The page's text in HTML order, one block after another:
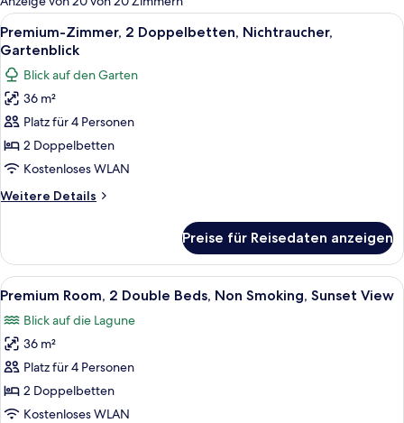
Zimmer
Alle
Fotos
für
Premium-
Zimmer,
2 Doppelbetten,
Nichtraucher,
Gartenblick
anzeigen
Ein Hotelzimmer mit zwei Betten,
8
Premium-Zimmer, 2 Doppelbetten, Nichtraucher,
Gartenblick
Blick auf den Garten
36 m²
Platz für 4 Personen
2 Doppelbetten
Kostenloses WLAN
Weitere Details
Weitere
Zimmer,
2 Doppelbetten,
Nichtraucher,
Preise für Reisedaten anzeigen
Alle
Fotos
für
Premium
Room,
2
Double
Ein Hotelzimmer mit Bett,
5
Premium Room, 2 Double Beds, Non Smoking, Sunset View
Blick auf die Lagune
36 m²
Platz für 4 Personen
2 Doppelbetten
Kostenloses WLAN